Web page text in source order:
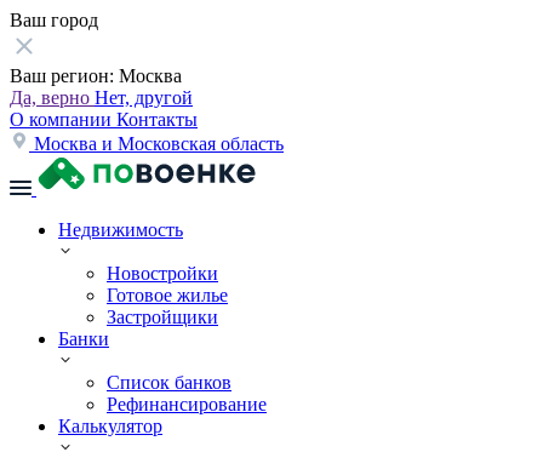
Ваш город
Ваш регион: Москва
Да, верно Нет, другой
О компании Контакты
Москва и Московская область
Недвижимость
Новостройки
Готовое жилье
Застройщики
Банки
Список банков
Рефинансирование
Калькулятор